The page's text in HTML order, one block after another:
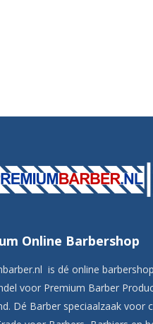
Online Barbershop
is dé online
voor Premium Barber
Dé Barber speciaalzaak voor